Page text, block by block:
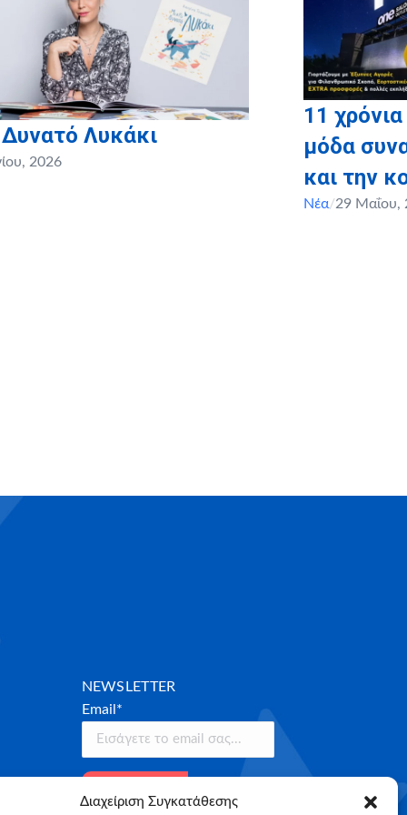
Διαχείριση Συγκατάθεσης
Λυκάκι
2026
11
μόδα
και την
Νέα/29 Μαΐου,
NEWSLETTER
Email*